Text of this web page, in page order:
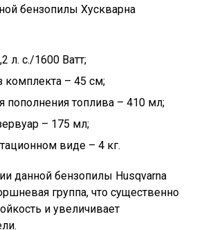
бензопилы Хускварна
л. с./1600 Ватт;
– 45 см;
пополнения топлива – 410 мл;
– 175 мл;
виде – 4 кг.
данной бензопилы Husqvarna
группа, что существенно
и увеличивает